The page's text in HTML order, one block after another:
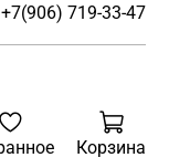
+7(906) 719-33-47
Корзина